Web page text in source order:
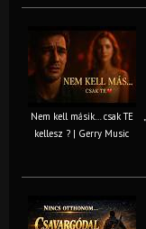
Nem kell másik… csak TE
kellesz ? | Gerry Music